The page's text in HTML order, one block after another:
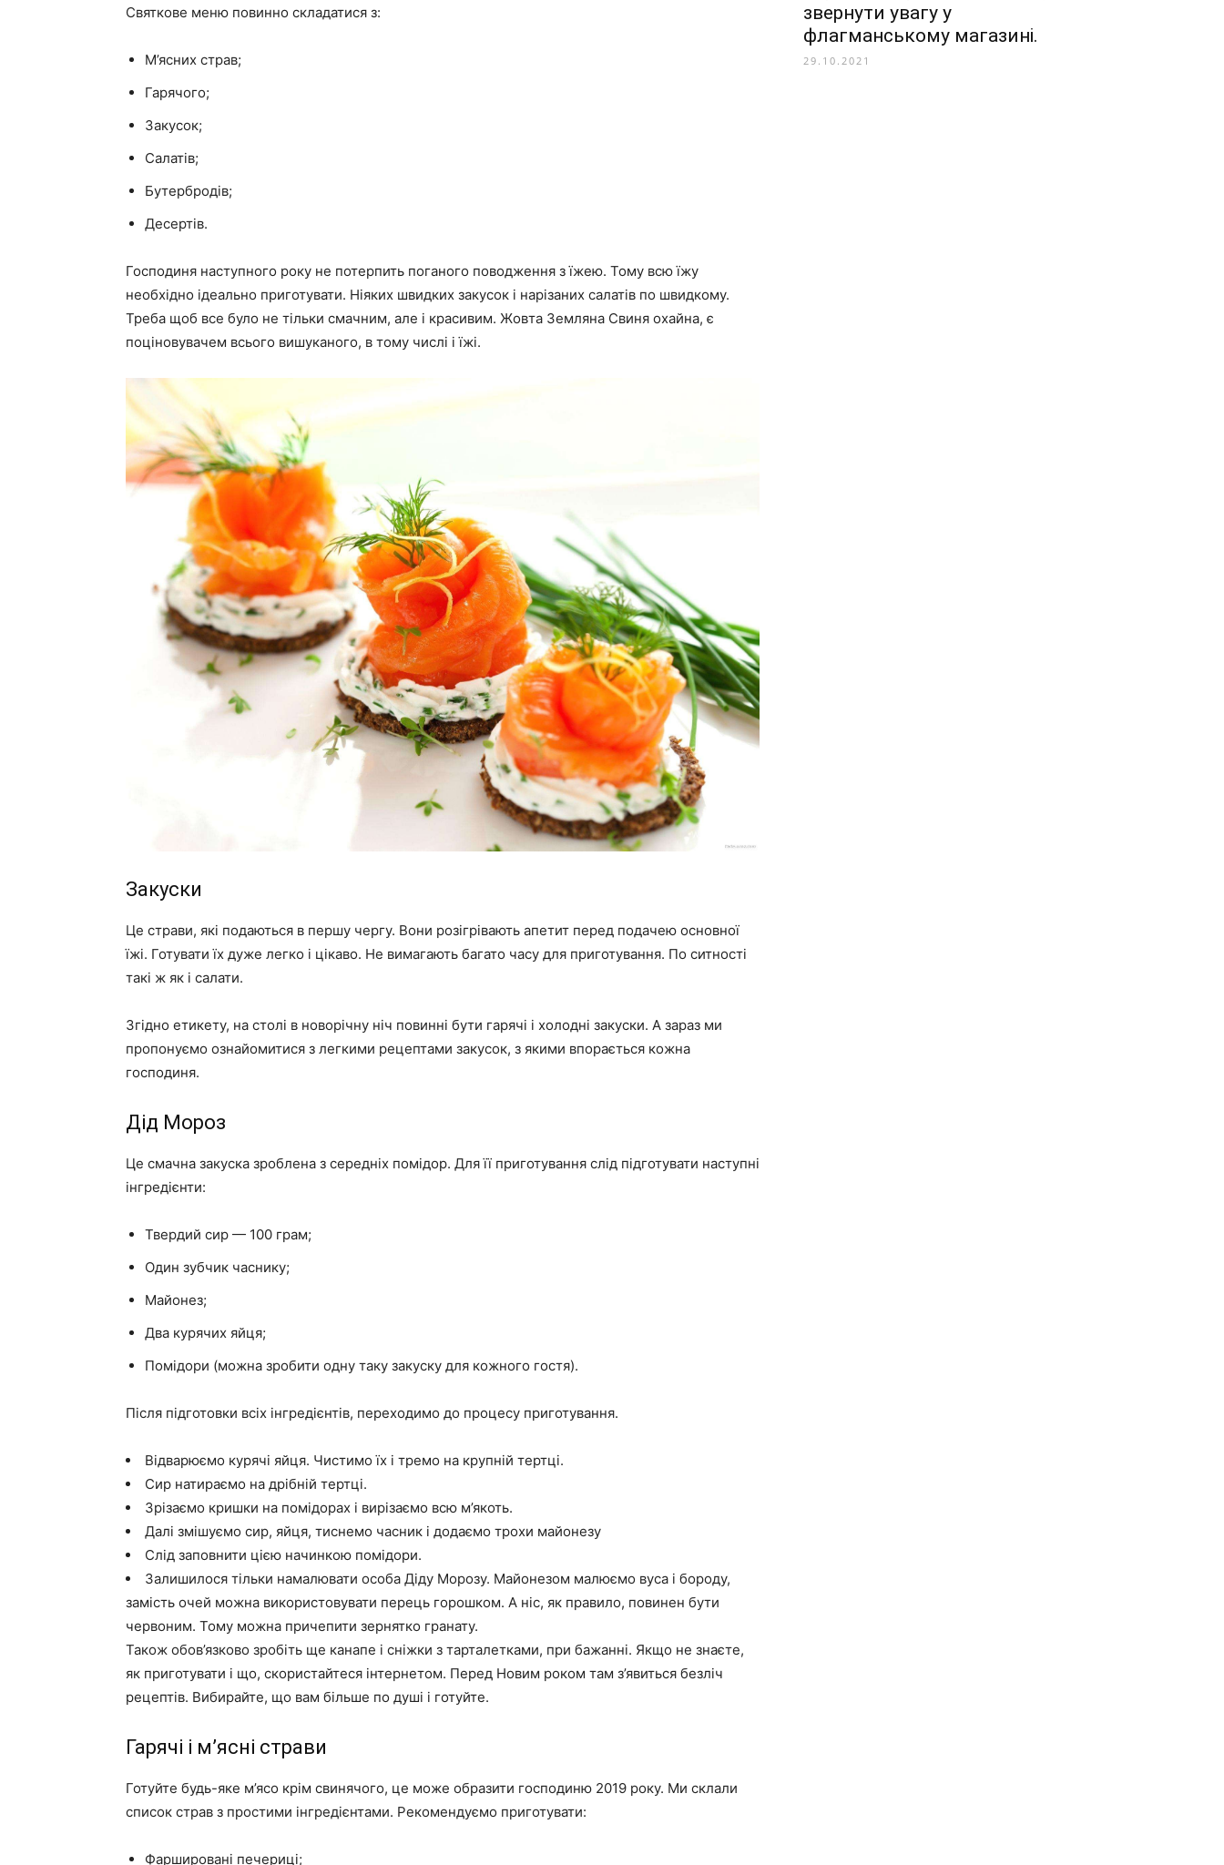
Святкове меню повинно складатися з:
М’ясних страв;
Гарячого;
Закусок;
Салатів;
Бутербродів;
Десертів.
Господиня наступного року не потерпить поганого поводження з їжею. Тому всю їжу
необхідно ідеально приготувати. Ніяких швидких закусок і нарізаних салатів по швидкому.
Треба щоб все було не тільки смачним, але і красивим. Жовта Земляна Свиня охайна, є
поціновувачем всього вишуканого, в тому числі і їжі.
Закуски
Це страви, які подаються в першу чергу. Вони розігрівають апетит перед подачею основної
їжі. Готувати їх дуже легко і цікаво. Не вимагають багато часу для приготування. По ситності
такі ж як і салати.
Згідно етикету, на столі в новорічну ніч повинні бути гарячі і холодні закуски. А зараз ми
пропонуємо ознайомитися з легкими рецептами закусок, з якими впорається кожна
господиня.
Дід Мороз
Це смачна закуска зроблена з середніх помідор. Для її приготування слід підготувати наступні
інгредієнти:
Твердий сир — 100 грам;
Один зубчик часнику;
Майонез;
Два курячих яйця;
Помідори (можна зробити одну таку закуску для кожного гостя).
Після підготовки всіх інгредієнтів, переходимо до процесу приготування.
Відварюємо курячі яйця. Чистимо їх і тремо на крупній тертці.
Сир натираємо на дрібній тертці.
Зрізаємо кришки на помідорах і вирізаємо всю м’якоть.
Далі змішуємо сир, яйця, тиснемо часник і додаємо трохи майонезу
Слід заповнити цією начинкою помідори.
Залишилося тільки намалювати особа Діду Морозу. Майонезом малюємо вуса і бороду,
замість очей можна використовувати перець горошком. А ніс, як правило, повинен бути
червоним. Тому можна причепити зернятко гранату.
Також обов’язково зробіть ще канапе і сніжки з тарталетками, при бажанні. Якщо не знаєте,
як приготувати і що, скористайтеся інтернетом. Перед Новим роком там з’явиться безліч
рецептів. Вибирайте, що вам більше по душі і готуйте.
Гарячі і м’ясні страви
Готуйте будь-яке м’ясо крім свинячого, це може образити господиню 2019 року. Ми склали
список страв з простими інгредієнтами. Рекомендуємо приготувати:
Фаршировані печериці;
звернути увагу у
флагманському магазині.
29.10.2021